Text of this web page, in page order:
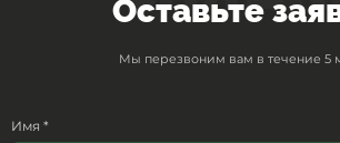
Оставьте
Мы перезвоним вам в течение 5
Имя *